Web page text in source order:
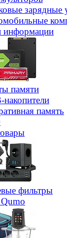
зарядные
информации
памяти
накопители
память
фильтры